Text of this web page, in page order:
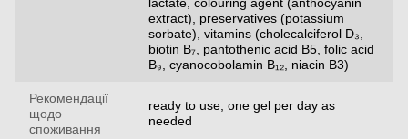
lactate, colouring agent (anthocyanin
extract), preservatives (potassium
sorbate), vitamins (cholecalciferol D₃,
biotin B₇, pantothenic acid B5, folic acid
B₉, cyanocobolamin B₁₂, niacin B3)
Рекомендації
щодо
споживання
ready to use, one gel per day as
needed